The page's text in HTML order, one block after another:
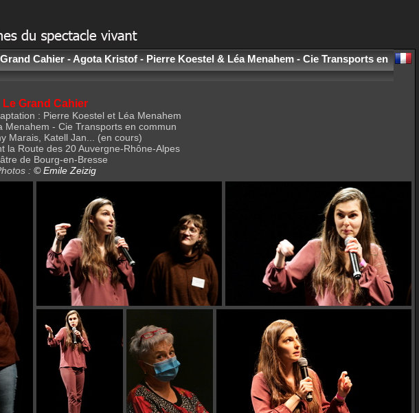
Cahier - Agota Kristof - Pierre Koestel & Léa Menahem - Cie Transports en
Le Grand Cahier
: Pierre Koestel et Léa Menahem
Menahem - Cie Transports en commun
Marais, Katell Jan... (en cours)
la Route des 20 Auvergne-Rhône-Alpes
de Bourg-en-Bresse
: © Emile Zeizig